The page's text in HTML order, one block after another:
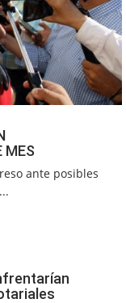
MES
ante posibles